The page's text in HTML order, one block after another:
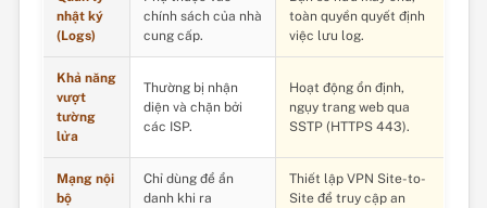
nhật ký
(Logs)
chính sách của nhà
cung cấp.
toàn quyền quyết định
việc lưu log.
Khả năng
vượt
tường
lửa
Thường bị nhận
diện và chặn bởi
các ISP.
Hoạt động ổn định,
ngụy trang web qua
SSTP (HTTPS 443).
Mạng nội
bộ
Chỉ dùng để ẩn
danh khi ra
Thiết lập VPN Site-to-
Site để truy cập an